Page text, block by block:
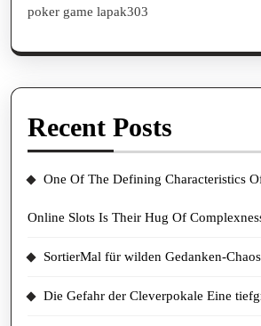
poker game lapak303
Recent Posts
One Of The Defining Characteristics
Online Slots Is Their Hug Of
SortierMal für wilden Gedanken-
Die Gefahr der Cleverpokale Eine